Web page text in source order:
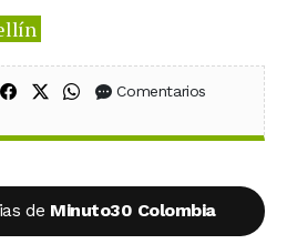
Compartir en Facebook
Compartir en X (Twitter)
Compartir en WhatsApp
Comentarios
de Minuto30 Colombia